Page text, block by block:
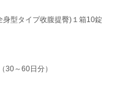
型タイプ收腹提臀)１箱10錠
～60日分）